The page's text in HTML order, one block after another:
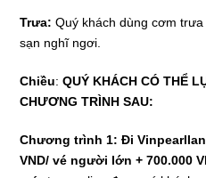
Trưa:Quý khách dùng cơm
sạn nghĩ ngơi.
Chiều:QUÝ KHÁCH CÓ THỂ
CHƯƠNG TRÌNH SAU:
Chương trình 1: Đi
VND/ vé người lớn + 700.000